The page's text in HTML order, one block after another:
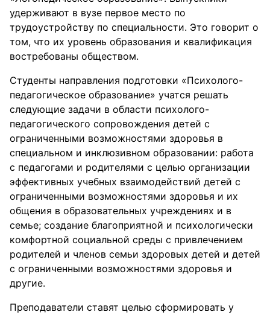
удерживают в вузе первое место по
трудоустройству по специальности. Это говорит о
том, что их уровень образования и квалификация
востребованы обществом.
Студенты направления подготовки «Психолого-
педагогическое образование» учатся решать
следующие задачи в области психолого-
педагогического сопровождения детей с
ограниченными возможностями здоровья в
специальном и инклюзивном образовании: работа
с педагогами и родителями с целью организации
эффективных учебных взаимодействий детей с
ограниченными возможностями здоровья и их
общения в образовательных учреждениях и в
семье; создание благоприятной и психологически
комфортной социальной среды с привлечением
родителей и членов семьи здоровых детей и детей
с ограниченными возможностями здоровья и
другие.
Преподаватели ставят целью сформировать у